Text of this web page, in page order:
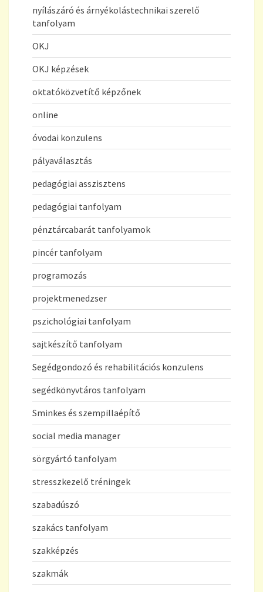
nyílászáró és árnyékolástechnikai szerelő
tanfolyam
OKJ
OKJ képzések
oktatóközvetítő képzőnek
online
óvodai konzulens
pályaválasztás
pedagógiai asszisztens
pedagógiai tanfolyam
pénztárcabarát tanfolyamok
pincér tanfolyam
programozás
projektmenedzser
pszichológiai tanfolyam
sajtkészítő tanfolyam
Segédgondozó és rehabilitációs konzulens
segédkönyvtáros tanfolyam
Sminkes és szempillaépítő
social media manager
sörgyártó tanfolyam
stresszkezelő tréningek
szabadúszó
szakács tanfolyam
szakképzés
szakmák